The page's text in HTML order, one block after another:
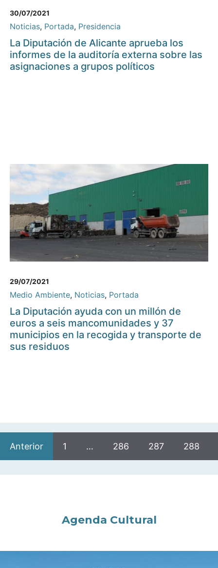
30/07/2021
Noticias, Portada, Presidencia
La Diputación de Alicante aprueba los
informes de la auditoría externa sobre las
asignaciones a grupos políticos
29/07/2021
Medio Ambiente, Noticias, Portada
La Diputación ayuda con un millón de
euros a seis mancomunidades y 37
municipios en la recogida y transporte de
sus residuos
Anterior 1 … 286 287 288
Agenda Cultural